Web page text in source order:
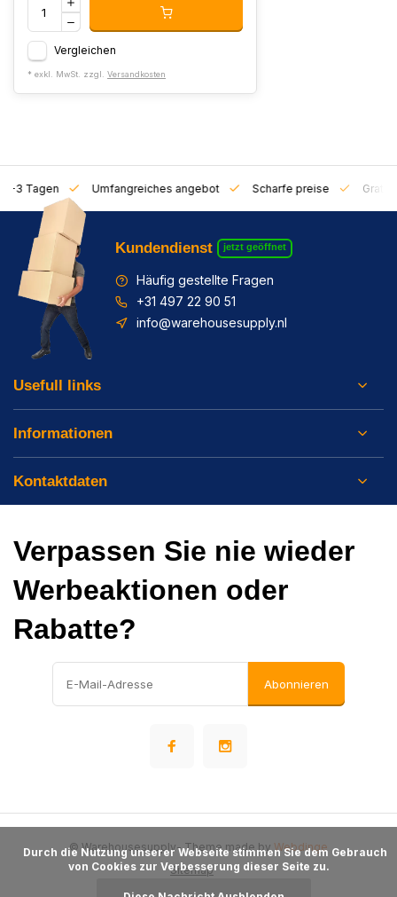
Vergleichen
* exkl. MwSt. zzgl. Versandkosten
1-3 Tagen Umfangreiches angebot Scharfe preise Gratis
Kundendienst jetzt geöffnet
Häufig gestellte Fragen
+31 497 22 90 51
info@warehousesupply.nl
Usefull links
Informationen
Kontaktdaten
Verpassen Sie nie wieder
Werbeaktionen oder
Rabatte?
Abonnieren
Sitemap
© Warehousesupply- Theme made by Webdinge
von Cookies zur Verbesserung dieser Seite zu.